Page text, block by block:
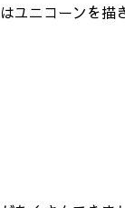
ユニコーンを